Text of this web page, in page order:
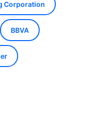
Corporation
BBVA